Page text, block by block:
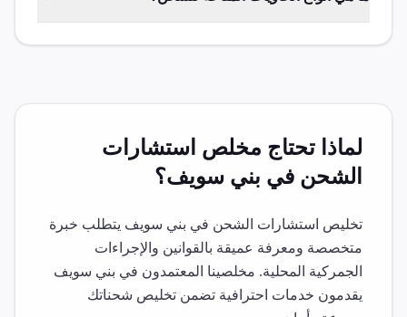
لماذا تحتاج مخلص استشارات
الشحن في بني سويف؟
تخليص استشارات الشحن في بني سويف يتطلب خبرة
متخصصة ومعرفة عميقة بالقوانين والإجراءات
الجمركية المحلية. مخلصينا المعتمدون في بني سويف
يقدمون خدمات احترافية تضمن تخليص شحناتك